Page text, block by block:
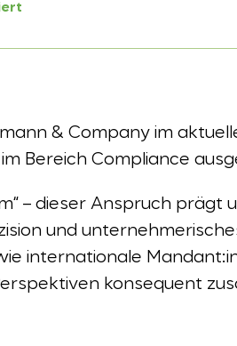
& Company im
Bereich Compliance
– dieser Anspruch prägt
und
internationale
konsequent